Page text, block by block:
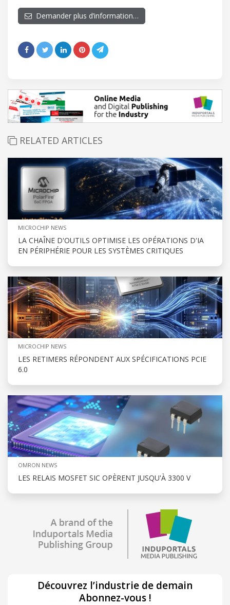
Demander plus d’information…
RELATED ARTICLES
MICROCHIP NEWS
LA CHAÎNE D'OUTILS OPTIMISE LES OPÉRATIONS D'IA
EN PÉRIPHÉRIE POUR LES SYSTÈMES CRITIQUES
MICROCHIP NEWS
LES RETIMERS RÉPONDENT AUX SPÉCIFICATIONS PCIE
6.0
OMRON NEWS
LES RELAIS MOSFET SIC OPÈRENT JUSQU'À 3300 V
Découvrez l’industrie de demain
Abonnez-vous !